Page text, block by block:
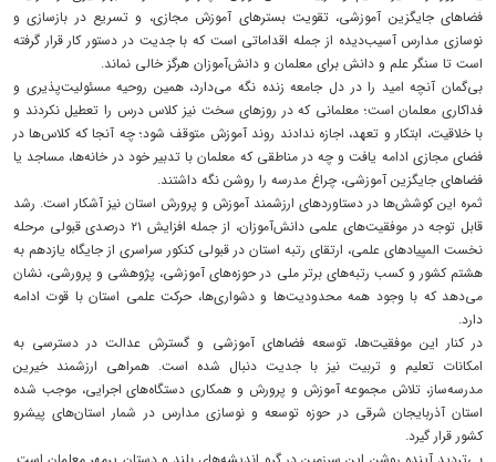
فضاهای جایگزین آموزشی، تقویت بسترهای آموزش مجازی، و تسریع در بازسازی و
نوسازی مدارس آسیب‌دیده از جمله اقداماتی است که با جدیت در دستور کار قرار گرفته
است تا سنگر علم و دانش برای معلمان و دانش‌آموزان هرگز خالی نماند.
بی‌گمان آنچه امید را در دل جامعه زنده نگه می‌دارد، همین روحیه مسئولیت‌پذیری و
فداکاری معلمان است؛ معلمانی که در روزهای سخت نیز کلاس درس را تعطیل نکردند و
با خلاقیت، ابتکار و تعهد، اجازه ندادند روند آموزش متوقف شود؛ چه آنجا که کلاس‌ها در
فضای مجازی ادامه یافت و چه در مناطقی که معلمان با تدبیر خود در خانه‌ها، مساجد یا
فضاهای جایگزین آموزشی، چراغ مدرسه را روشن نگه داشتند.
ثمره این کوشش‌ها در دستاوردهای ارزشمند آموزش و پرورش استان نیز آشکار است. رشد
قابل توجه در موفقیت‌های علمی دانش‌آموزان، از جمله افزایش ۲۱ درصدی قبولی مرحله
نخست المپیادهای علمی، ارتقای رتبه استان در قبولی کنکور سراسری از جایگاه یازدهم به
هشتم کشور و کسب رتبه‌های برتر ملی در حوزه‌های آموزشی، پژوهشی و پرورشی، نشان
می‌دهد که با وجود همه محدودیت‌ها و دشواری‌ها، حرکت علمی استان با قوت ادامه
دارد.
در کنار این موفقیت‌ها، توسعه فضاهای آموزشی و گسترش عدالت در دسترسی به
امکانات تعلیم و تربیت نیز با جدیت دنبال شده است. همراهی ارزشمند خیرین
مدرسه‌ساز، تلاش مجموعه آموزش و پرورش و همکاری دستگاه‌های اجرایی، موجب شده
استان آذربایجان شرقی در حوزه توسعه و نوسازی مدارس در شمار استان‌های پیشرو
کشور قرار گیرد.